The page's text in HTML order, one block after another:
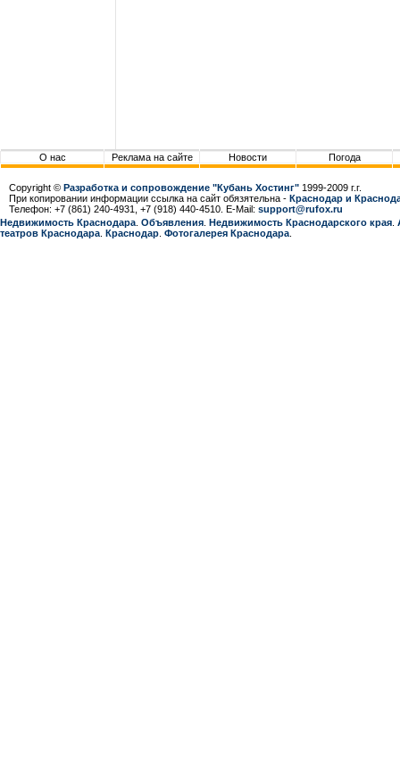
О нас Реклама на сайте Новости Погода
Copyright © Разработка и сопровождение "Кубань Хостинг" 1999-2009 г.г.
При копировании информации ссылка на сайт обязятельна - Краснодар и
Телефон: +7 (861) 240-4931, +7 (918) 440-4510. E-Mail: support@rufox.ru
Недвижимость Краснодара Объявления Недвижимость Краснодарcкого края
театров Краснодара Краснодар Фотогалерея Краснодара